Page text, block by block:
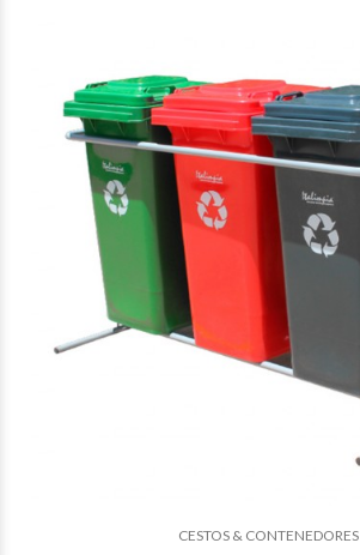
CESTOS & CONTENEDORES
$867.49029